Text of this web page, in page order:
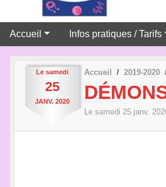
Accueil Infos pratiques / Tarifs
Le samedi
25
JANV. 2020
Accueil 2019-2020
Le samedi 25 janv.